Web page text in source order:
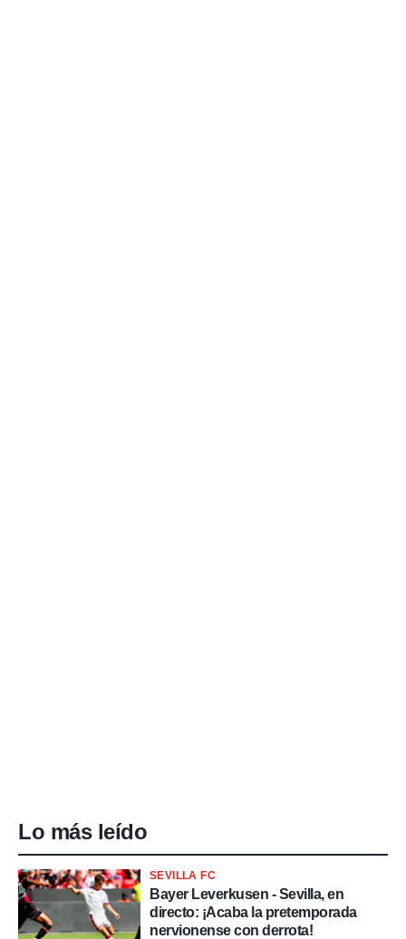
Lo más leído
SEVILLA FC
Bayer Leverkusen - Sevilla, en
directo: ¡Acaba la pretemporada
nervionense con derrota!